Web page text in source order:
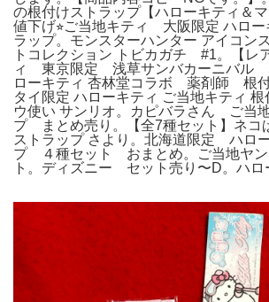
の根付けストラップ【ハローキティ＆
値下げ⭐︎ご当地キティ 大阪限定 ハロー
ラップ。モンスターハンター アイコン
トコレクション トビカガチ #1。【レ
ィ 東京限定 浅草サンバカーニバル
ローキティ 杏林堂コラボ 薬剤師 根付
タイ限定 ハローキティ ご当地キティ
ウ使い サンリオ。カピバラさん ご当
プ まとめ売り。【全7種セット】ネコ
ストラップ さより。北海道限定 ハロ
プ ４種セット おまとめ。ご当地ヤ
ト。ディズニー セット売り〜D。ハロ